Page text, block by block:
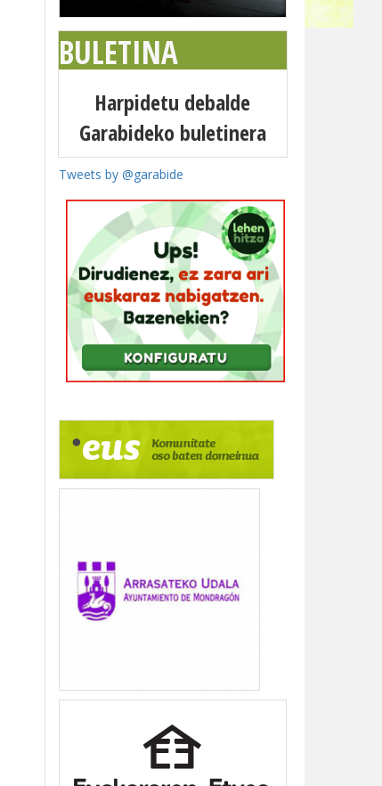
BULETINA
Harpidetu debalde
Garabideko buletinera
Tweets by @garabide